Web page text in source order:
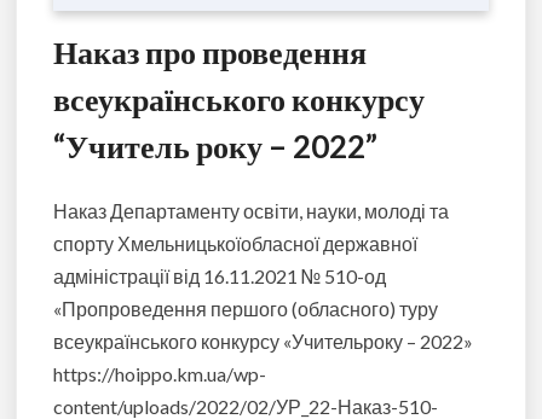
Наказ про проведення
всеукраїнського конкурсу
“Учитель року – 2022”
Наказ Департаменту освіти, науки, молоді та
спорту Хмельницькоїобласної державної
адміністрації від 16.11.2021 № 510-од
«Пропроведення першого (обласного) туру
всеукраїнського конкурсу «Учительроку – 2022»
https://hoippo.km.ua/wp-
content/uploads/2022/02/УР_22-Наказ-510-